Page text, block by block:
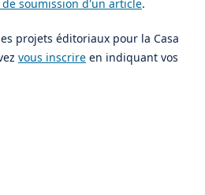
soumission d'un article.
projets éditoriaux pour la Casa
vous inscrireen indiquant vos